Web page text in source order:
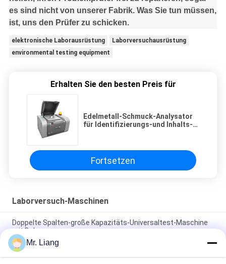
es sind nicht von unserer Fabrik. Was Sie tun müssen,
ist, uns den Prüfer zu schicken.
elektronische Laborausrüstung
Laborversuchausrüstung
environmental testing equipment
Erhalten Sie den besten Preis für
Edelmetall-Schmuck-Analysator
für Identifizierungs-und Inhalts-
Fortsetzen
Laborversuch-Maschinen
Doppelte Spalten-große Kapazitäts-Universaltest-Maschine
mit Dehnungsmesser
Labortestmaschinen für schnelle Temperaturänderungen mit
schnellerem Wärmezyklus
Mr. Liang